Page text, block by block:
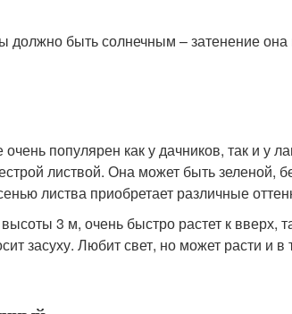
должно быть солнечным – затенение она
очень популярен как у дачников, так и
листвой. Она может быть зеленой,
листва приобретает различные
высоты 3 м, очень быстро растет к
засуху. Любит свет, но может расти и в